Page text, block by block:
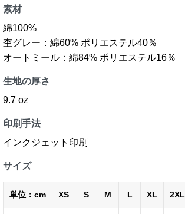
素材
綿100%
杢グレー：綿60% ポリエステル40％
オートミール：綿84% ポリエステル16％
生地の厚さ
9.7 oz
印刷手法
インクジェット印刷
サイズ
単位：cm XS S M L XL 2XL